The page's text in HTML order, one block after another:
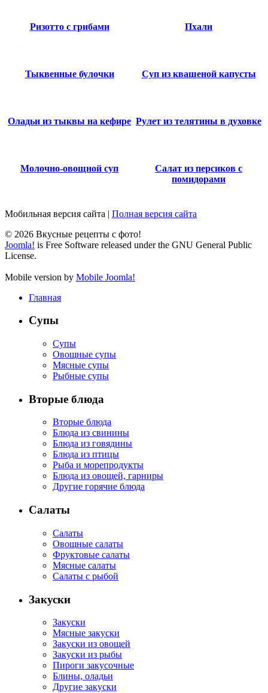
Ризотто с грибами Пхали
Тыквенные булочки Суп из квашеной капусты
Оладьи из тыквы на кефире Рулет из телятины в духовке
Молочно-овощной суп
Салат из персиков с
помидорами
Мобильная версия сайта | Полная версия сайта
© 2026 Вкусные рецепты с фото!
Joomla! is Free Software released under the GNU General Public
License.
Mobile version by Mobile Joomla!
Главная
Супы
Супы
Овощные супы
Мясные супы
Рыбные супы
Вторые блюда
Вторые блюда
Блюда из свинины
Блюда из говядины
Блюда из птицы
Рыба и морепродукты
Блюда из овощей, гарниры
Другие горячие блюда
Салаты
Салаты
Овощные салаты
Фруктовые салаты
Мясные салаты
Салаты с рыбой
Закуски
Закуски
Мясные закуски
Закуски из овощей
Закуски из рыбы
Пироги закусочные
Блины, оладьи
Другие закуски